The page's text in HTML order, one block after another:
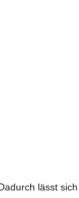
lässt